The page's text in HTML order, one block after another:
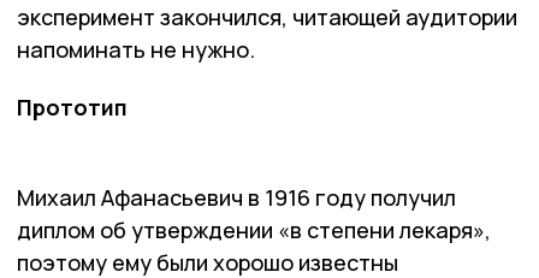
эксперимент закончился, читающей аудитории
напоминать не нужно.
Прототип
Михаил Афанасьевич в 1916 году получил
диплом об утверждении «в степени лекаря»,
поэтому ему были хорошо известны